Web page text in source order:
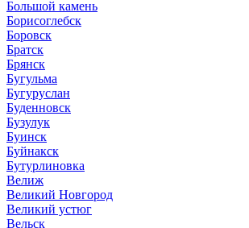
Большой камень
Борисоглебск
Боровск
Братск
Брянск
Бугульма
Бугуруслан
Буденновск
Бузулук
Буинск
Буйнакск
Бутурлиновка
Велиж
Великий Новгород
Великий устюг
Вельск